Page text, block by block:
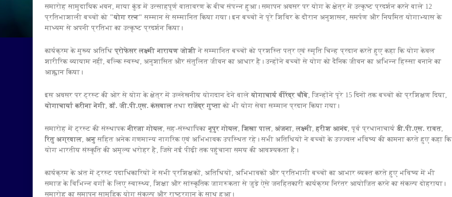
समारोह सामुदायिक भवन, माया कुंड में उत्साहपूर्ण वातावरण के बीच संपन्न हुआ। समापन अवसर पर योग के क्षेत्र में उत्कृष्ट प्रदर्शन करने वाले 12
प्रतिभाशाली बच्चों को "योग रत्न" सम्मान से सम्मानित किया गया। इन बच्चों ने पूरे शिविर के दौरान अनुशासन, समर्पण और नियमित योगाभ्यास के
माध्यम से अपनी प्रतिभा का उत्कृष्ट प्रदर्शन किया।
कार्यक्रम के मुख्य अतिथिप्रोफेसर लक्ष्मी नारायण जोशीने सम्मानित बच्चों को प्रशस्ति पत्र एवं स्मृति चिन्ह प्रदान करते हुए कहा कि योग केवल
शारीरिक व्यायाम नहीं, बल्कि स्वस्थ, अनुशासित और संतुलित जीवन का आधार है। उन्होंने बच्चों से योग को दैनिक जीवन का अभिन्न हिस्सा बनाने का
आह्वान किया।
इस अवसर पर ट्रस्ट की ओर से योग के क्षेत्र में उल्लेखनीय योगदान देने वालेयोगाचार्य वीरेंद्र चौबे, जिन्होंने पूरे 15 दिनों तक बच्चों को प्रशिक्षण दिया,
योगाचार्या करीना नेगी,डॉ. जी.पी.एस. कंसवालतथाराजेंद्र गुप्ताको भी योग सेवा सम्मान प्रदान किया गया।
समारोह में ट्रस्ट की संस्थापकनीरजा गोयल, सह-संस्थापिकानूपुर गोयल,शिखा पाल, अंजना,लक्ष्मी,हरीश आनंद, पूर्व प्रधानाचार्यडी.पी.एस. रावत,
रितु अग्रवाल, अनुसहित अनेक गणमान्य नागरिक एवं अभिभावक उपस्थित रहे। सभी अतिथियों ने बच्चों के उज्ज्वल भविष्य की कामना करते हुए कहा कि
योग भारतीय संस्कृति की अमूल्य धरोहर है, जिसे नई पीढ़ी तक पहुंचाना समय की आवश्यकता है।
कार्यक्रम के अंत में ट्रस्ट पदाधिकारियों ने सभी प्रशिक्षकों, अतिथियों, अभिभावकों और प्रतिभागी बच्चों का आभार व्यक्त करते हुए भविष्य में भी
समाज के विभिन्न वर्गों के लिए स्वास्थ्य, शिक्षा और सांस्कृतिक जागरूकता से जुड़े ऐसे जनहितकारी कार्यक्रम निरंतर आयोजित करने का संकल्प दोहराया।
समारोह का समापन सामूहिक योग संकल्प और राष्ट्रगान के साथ हुआ।